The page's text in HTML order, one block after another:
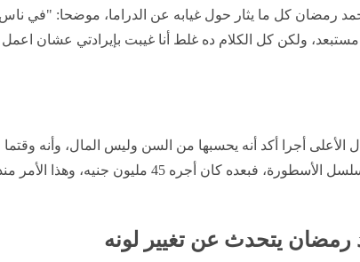
رمضان كل ما يثار حول غيابه عن الدراما، موضحا: "في ناس
مستبعد، ولكن كل الكلام ده غلط أنا غيبت بإيرادتي عشان
أجرا أكد أنه يحسبها من السن وليس المال، وأنه وقتما
يتحدث عن تغيير لونه